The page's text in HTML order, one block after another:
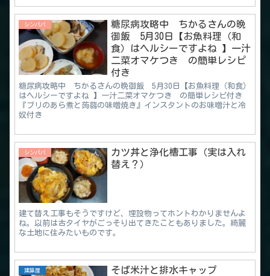
シンパパ
糖尿病攻略中 ちかるさんの晩
御飯 5月30日【お魚料理（和
食）はヘルシーですよね 】一汁
二菜オマケつき の簡単レシピ
付き
糖尿病攻略中 ちかるさんの晩御飯 5月30日【お魚料理（和食）
はヘルシーですよね 】一汁二菜オマケつき の簡単レシピ付き
『ブリのあら煮と蒟蒻の味噌焼き』インスタントのお味噌汁と冷
奴付き
シンパパ
カツ丼と浄化槽工事（実は入れ
替え？）
建て替え工事もそうですけど、埋設物ってホントわかりませんよ
ね。以前は古タイヤがごっそり出てきたこともありました。綺麗
な土地に住みたいものです。
建築屋 そば米汁と排水キャップ